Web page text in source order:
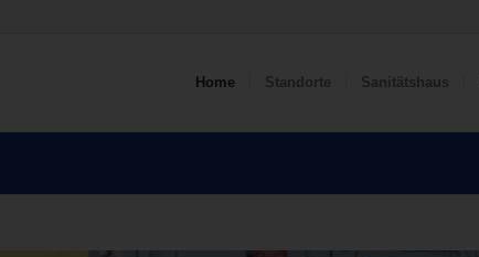
Home Standorte Sanitätshaus